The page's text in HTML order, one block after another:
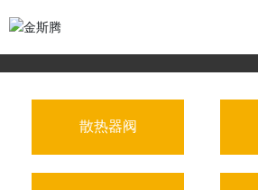
散热器阀